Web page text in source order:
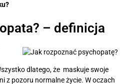
– definicja
dlatego, że maskuje swoje
z pozoru normalne życie. W oczach